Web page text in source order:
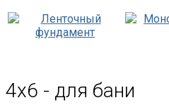
4х6 - для бани